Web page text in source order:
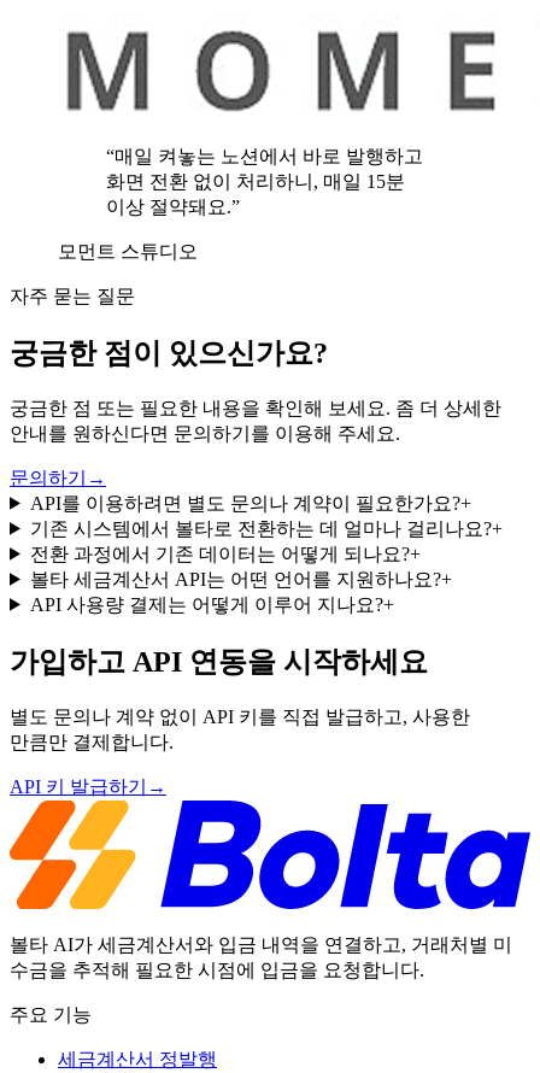
“매일 켜놓는 노션에서 바로 발행하고
화면 전환 없이 처리하니, 매일 15분
이상 절약돼요.”
모먼트 스튜디오
자주 묻는 질문
궁금한 점이 있으신가요?
궁금한 점 또는 필요한 내용을 확인해 보세요. 좀 더 상세한
안내를 원하신다면 문의하기를 이용해 주세요.
문의하기 →
API를 이용하려면 별도 문의나 계약이 필요한가요?+
기존 시스템에서 볼타로 전환하는 데 얼마나 걸리나요?+
전환 과정에서 기존 데이터는 어떻게 되나요?+
볼타 세금계산서 API는 어떤 언어를 지원하나요?+
API 사용량 결제는 어떻게 이루어 지나요?+
가입하고 API 연동을 시작하세요
별도 문의나 계약 없이 API 키를 직접 발급하고, 사용한
만큼만 결제합니다.
API 키 발급하기 →
볼타 AI가 세금계산서와 입금 내역을 연결하고, 거래처별 미
수금을 추적해 필요한 시점에 입금을 요청합니다.
주요 기능
세금계산서 정발행